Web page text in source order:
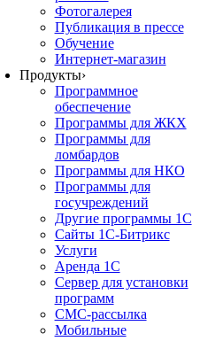
Фотогалерея
Публикация в прессе
Обучение
Интернет-магазин
Продукты›
Программное
обеспечение
Программы для ЖКХ
Программы для
ломбардов
Программы для НКО
Программы для
госучреждений
Другие программы 1С
Сайты 1С-Битрикс
Услуги
Аренда 1С
Сервер для установки
программ
СМС-рассылка
Мобильные